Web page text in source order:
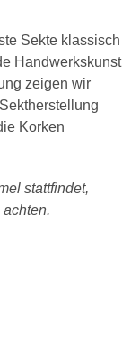
Sekte klassisch
Handwerkskunst
zeigen wir
Korken
stattfindet,